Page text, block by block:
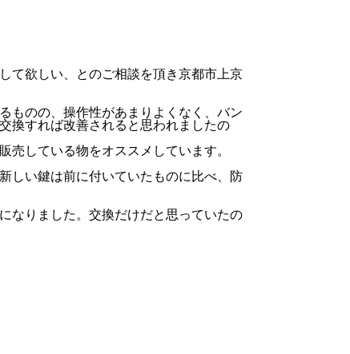
て欲しい、とのご相談を頂き京都市上京
ものの、操作性があまりよくなく、バン
換すれば改善されると思われましたの
している物をオススメしています。
しい鍵は前に付いていたものに比べ、防
なりました。交換だけだと思っていたの